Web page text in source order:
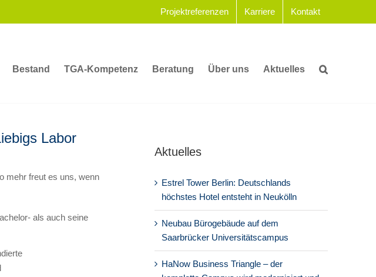
Projektreferenzen Karriere Kontakt
Bestand TGA-Kompetenz Beratung Über uns Aktuelles
Labor
mehr freut es uns, wenn
als auch seine
Aktuelles
Estrel Tower Berlin: Deutschlands
höchstes Hotel entsteht in Neukölln
Neubau Bürogebäude auf dem
Saarbrücker Universitätscampus
HaNow Business Triangle – der